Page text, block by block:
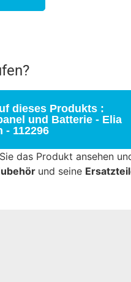
dieses Produkts :
und Batterie - Elia
- 112296
das Produkt ansehen
und seine